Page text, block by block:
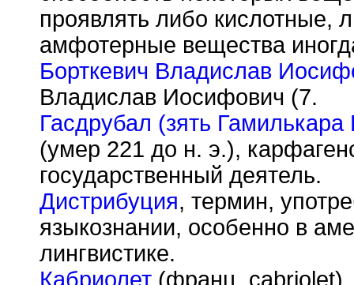
проявлять либо кислотные,
амфотерные вещества
Борткевич Владислав
Владислав Иосифович (7.
Гасдрубал (зять Гамилькара
(умер 221 до н. э.),
государственный деятель.
Дистрибуция, термин,
языкознании, особенно в
лингвистике.
Кабриолет (франц. cabriolet),